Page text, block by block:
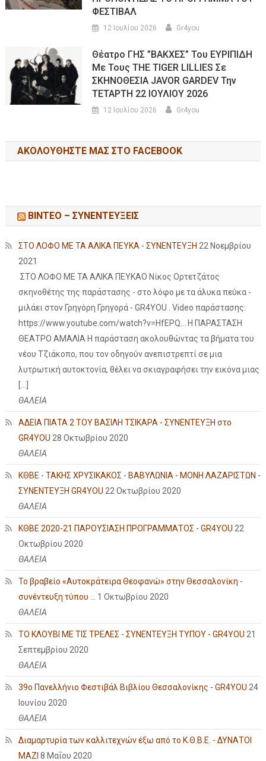
ΦΕΣΤΙΒΑΛ
12 Ιουλίου 2026 Gr4you
Θέατρο ΓΗΣ ”ΒΑΚΧΕΣ” Του ΕΥΡΙΠΙΔΗ
Με Τους THE TIGER LILLIES Σε
ΣΚΗΝΟΘΕΣΙΑ JAVOR GARDEV Την
ΤΕΤΑΡΤΗ 22 ΙΟΥΛΙΟΥ 2026
12 Ιουλίου 2026 Gr4you
ΑΚΟΛΟΥΘΉΣΤΕ ΜΑΣ ΣΤΟ FACEBOOK
ΒΙΝΤΕΟ – ΣΥΝΕΝΤΕΥΞΕΙΣ
ΣΤΟ ΛΟΦΟ ΜΕ ΤΑ ΑΛΙΚΑ ΠΕΥΚΑ - ΣΥΝΕΝΤΕΥΞΗ 22 Νοεμβρίου
2021
ΣΤΟ ΛΟΦΟ ΜΕ ΤΑ ΑΛΙΚΑ ΠΕΥΚΑΟ Νίκος Ορτετζάτος
σκηνοθέτης της παράστασης - στο λόφο με τα άλυκα πεύκα -
μιλάει στον Γρηγόρη Γρηγορά - GR4YOU . Video παράστασης:
https://www.youtube.com/watch?v=HfEPQ... Η ΠΑΡΑΣΤΑΣΗ
ΘΕΑΤΡΟ ΑΜΑΛΙΑ Η παράσταση ακολουθώντας τα βήματα του
νέου Τζιάκοπο, που τον οδηγούν ανεπιστρεπτί σε μια
λυτρωτική αυτοκτονία, θέλει να σκιαγραφήσει την εικόνα μιας
ΘΑΛΕΙΑ
ΑΔΕΙΑ ΠΙΑΤΑ 2 ΤΟΥ ΒΑΣΙΛΗ ΤΣΙΚΑΡΑ - ΣΥΝΕΝΤΕΥΞΗ στο
GR4YOU 28 Οκτωβρίου 2020
ΘΑΛΕΙΑ
ΚΘΒΕ - ΤΑΚΗΣ ΧΡΥΣΙΚΑΚΟΣ - ΒΑΒΥΛΩΝΙΑ - ΜΟΝΗ ΛΑΖΑΡΙΣΤΩΝ -
ΣΥΝΕΝΤΕΥΞΗ GR4YOU 22 Οκτωβρίου 2020
ΘΑΛΕΙΑ
ΚΘΒΕ 2020-21 ΠΑΡΟΥΣΙΑΣΗ ΠΡΟΓΡΑΜΜΑΤΟΣ - GR4YOU 22
Οκτωβρίου 2020
ΘΑΛΕΙΑ
Το βραβείο «Αυτοκράτειρα Θεοφανώ» στην Θεσσαλονίκη -
συνέντευξη τύπου ...
1 Οκτωβρίου 2020
ΘΑΛΕΙΑ
ΤΟ ΚΛΟΥΒΙ ΜΕ ΤΙΣ ΤΡΕΛΕΣ - ΣΥΝΕΝΤΕΥΞΗ ΤΥΠΟΥ - GR4YOU 21
Σεπτεμβρίου 2020
ΘΑΛΕΙΑ
39ο Πανελλήνιο Φεστιβάλ Βιβλίου Θεσσαλονίκης - GR4YOU 24
Ιουνίου 2020
ΘΑΛΕΙΑ
Διαμαρτυρία των καλλιτεχνών έξω από το Κ.Θ.Β.Ε. - ΔΥΝΑΤΟΙ
ΜΑΖΙ 8 Μαΐου 2020